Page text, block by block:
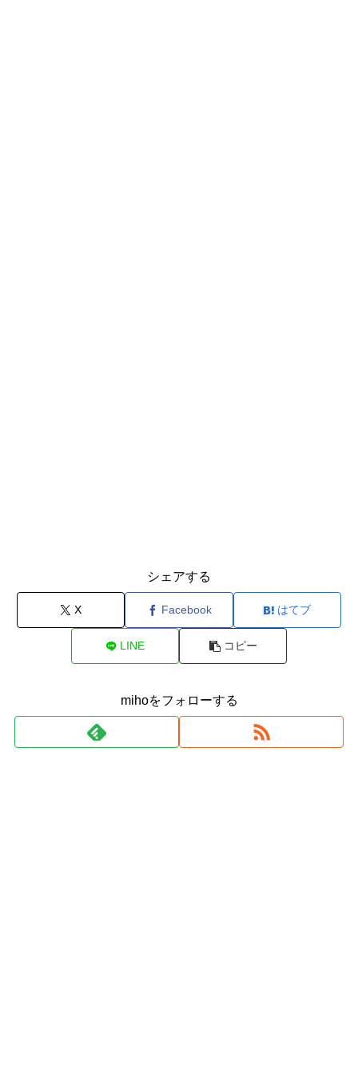
シェアする
X Facebook はてブ
LINE コピー
mihoをフォローする